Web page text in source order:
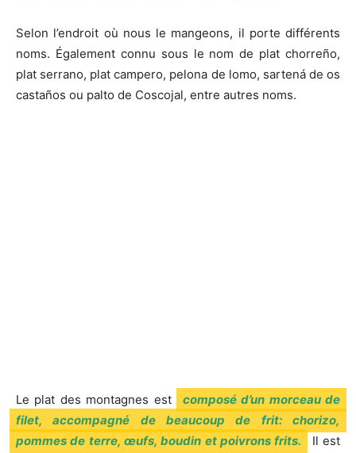
Selon l’endroit où nous le mangeons, il porte différents
noms. Également connu sous le nom de plat chorreño,
plat serrano, plat campero, pelona de lomo, sartená de os
castaños ou palto de Coscojal, entre autres noms.
Le plat des montagnes est
composé d’un morceau de
filet, accompagné de beaucoup de frit: chorizo,
pommes de terre, œufs, boudin et poivrons frits.
Il est